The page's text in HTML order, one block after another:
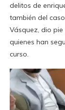
delitos de
también del
Vásquez, dio
quienes han
curso.